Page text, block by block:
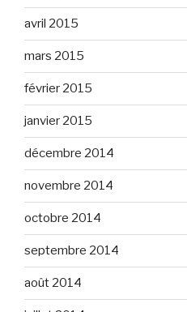
avril 2015
mars 2015
février 2015
janvier 2015
décembre 2014
novembre 2014
octobre 2014
septembre 2014
août 2014